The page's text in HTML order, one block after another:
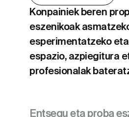
Konpainiek beren
eszenikoak
esperimentatzeko
espazio, azpiegitura
profesionalak
Entsegu eta proba